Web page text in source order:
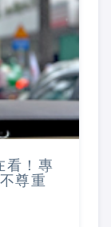
看！專
尊重